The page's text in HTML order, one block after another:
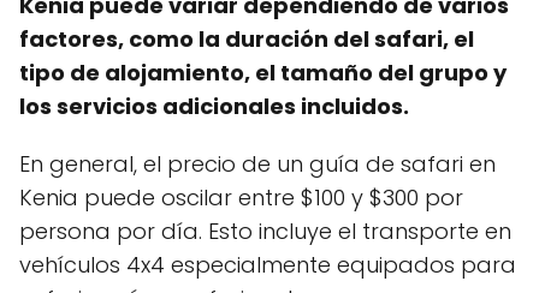
factores, como la duración del safari, el
tipo de alojamiento, el tamaño del grupo y
los servicios adicionales incluidos.
En general, el precio de un guía de safari en
Kenia puede oscilar entre $100 y $300 por
persona por día. Esto incluye el transporte en
vehículos 4x4 especialmente equipados para